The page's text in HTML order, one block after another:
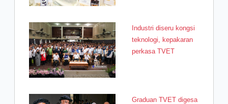
Industri diseru kongsi
teknologi, kepakaran
perkasa TVET
Graduan TVET digesa